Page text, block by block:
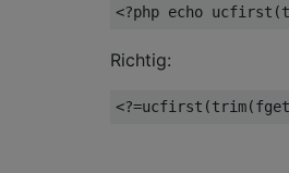
Richtig: